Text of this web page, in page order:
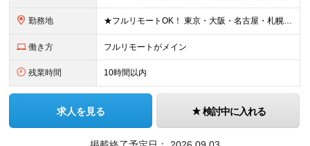
勤務地 ★フルリモートOK！ 東京・大阪・名古屋・札幌・福岡の支社及び周辺のプロジェクト先（関東・関西・東海・北海道・福岡）での勤務となります。 ※勤務地はお選びいただけます ※希望されない転勤は発生しま
働き方 フルリモートがメイン
残業時間 10時間以内
求人を見る 検討中に入れる